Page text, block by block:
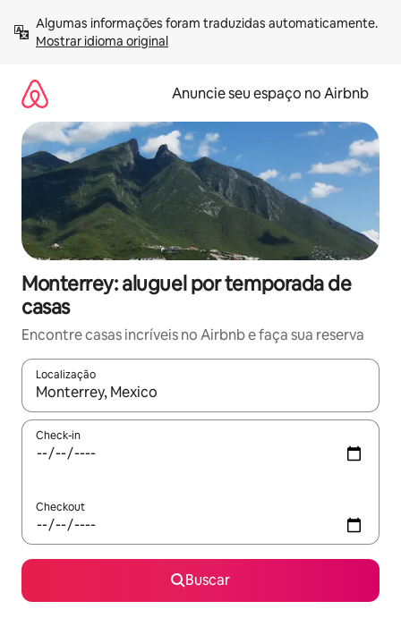
para
Mostrar idioma original
Anuncie seu espaço no Airbnb
Monterrey: aluguel por temporada de
casas
Encontre casas incríveis no Airbnb e faça sua reserva
Localização
Quando os resultados estiverem disponíveis, explore-os
Check-in
Checkout
Buscar